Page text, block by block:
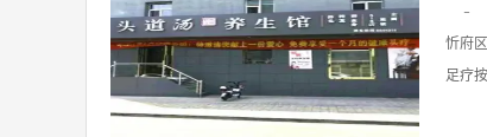
-
忻府
足疗